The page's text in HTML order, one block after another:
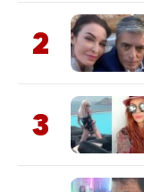
2
3